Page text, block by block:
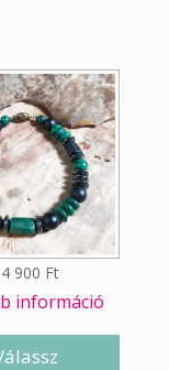
900 Ft
információ